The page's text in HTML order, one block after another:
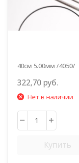
40см 5.00мм /4050/
322,70 руб.
Нет в наличии
Купить